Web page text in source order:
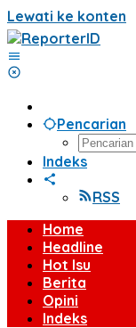
Lewati ke konten
Pencarian
Indeks
RSS
Home
Headline
Hot Isu
Berita
Opini
Indeks